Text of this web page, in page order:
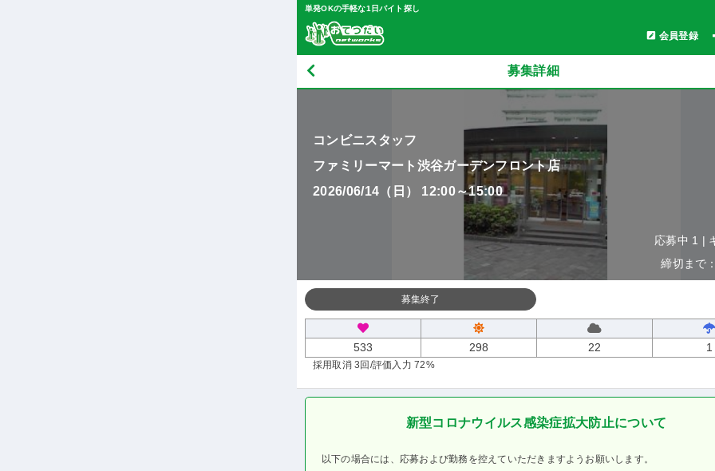
単発OKの手軽な1日バイト探し
会員登録
募集詳細
コンビニスタッフ
ファミリーマート渋谷ガーデンフロント店
2026/06/14（日） 12:00～15:00
応募中 1 |
締切まで
募集終了
533 298 22 1
採用取消 3回 /評価入力 72%
新型コロナウイルス感染症拡大防止について
以下の場合には、応募および勤務を控えていただきますようお願いします。